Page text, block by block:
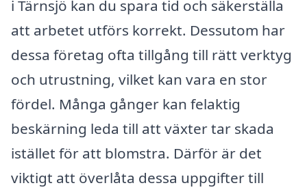
i Tärnsjö kan du spara tid och säkerställa
att arbetet utförs korrekt. Dessutom har
dessa företag ofta tillgång till rätt verktyg
och utrustning, vilket kan vara en stor
fördel. Många gånger kan felaktig
beskärning leda till att växter tar skada
istället för att blomstra. Därför är det
viktigt att överlåta dessa uppgifter till